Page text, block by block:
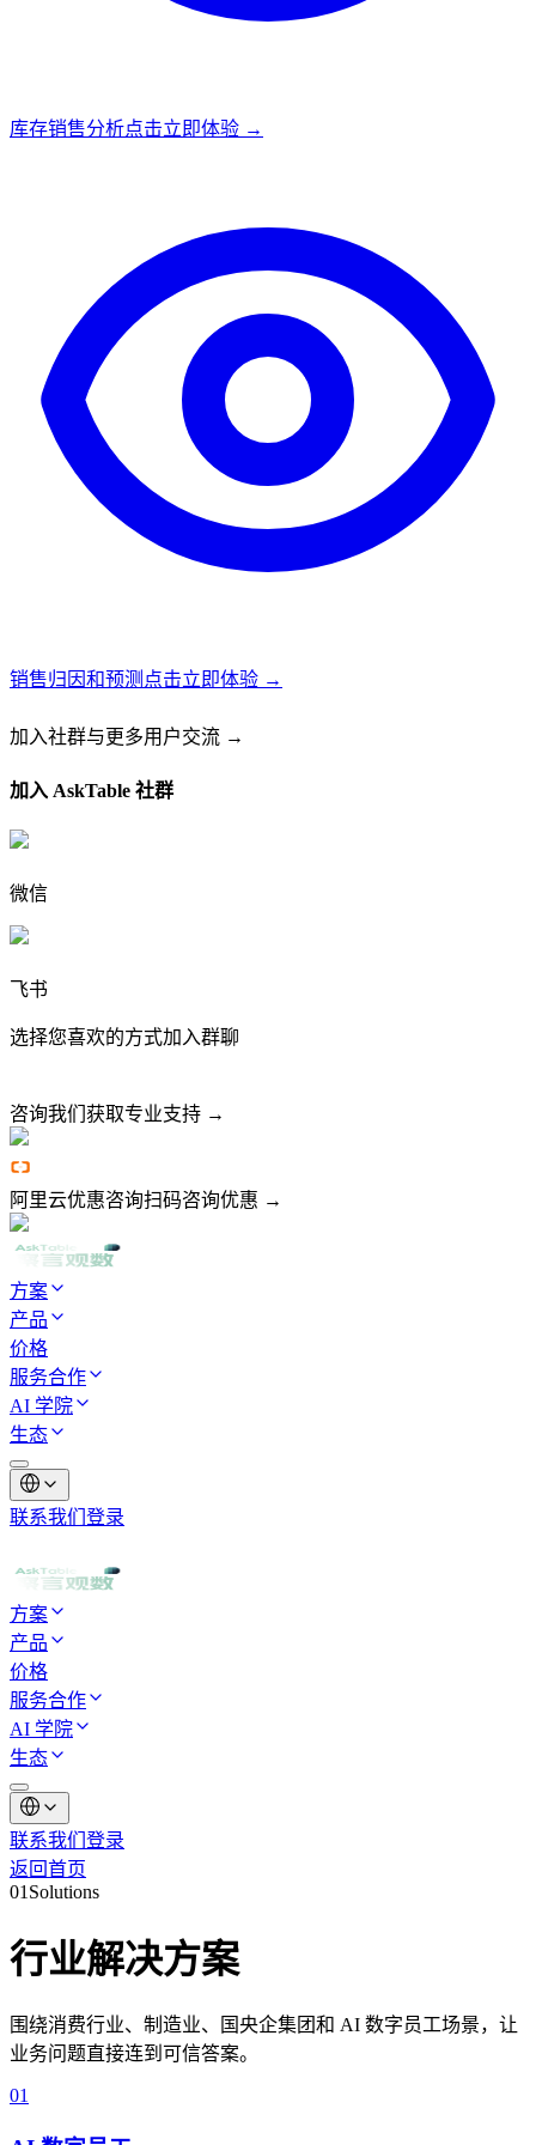
库存销售分析点击立即体验 →
销售归因和预测 点击立即体验 →
加入社群与更多用户交流 →
加入 AskTable 社群
微信
飞书
选择您喜欢的方式加入群聊
咨询我们 获取专业支持 →
阿里云优惠咨询扫码咨询优惠 →
方案
产品
价格
服务合作
AI 学院
生态
联系我们 登录
方案
产品
价格
服务合作
AI 学院
生态
联系我们 登录
返回首页
01 Solutions
行业解决方案
围绕消费行业、制造业、国央企集团和 AI 数字员工场景，让
业务问题直接连到可信答案。
01